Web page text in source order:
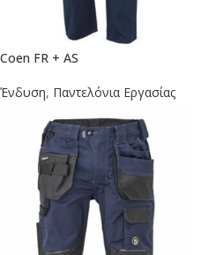
Coen FR + AS
Ένδυση, Παντελόνια Εργασίας